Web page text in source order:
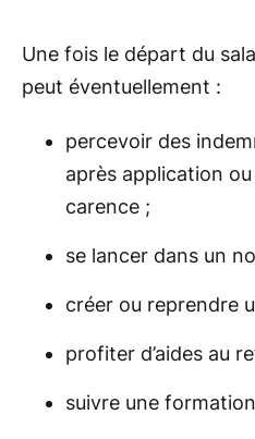
Une fois le départ du
peut éventuellement :
percevoir des
après application ou
carence ;
se lancer dans un
créer ou reprendre
profiter d’aides au
suivre une